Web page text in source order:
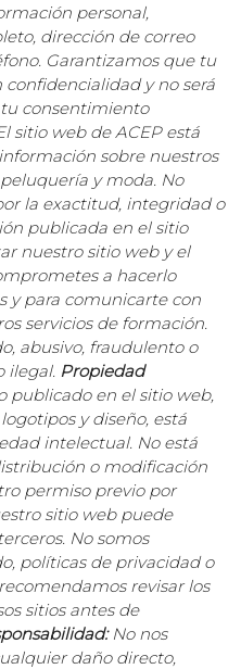
personal,
dirección de correo
Garantizamos que tu
y no será
consentimiento
sitio web de ACEP está
sobre nuestros
y moda. No
la exactitud, integridad o
publicada en el sitio
nuestro sitio web y el
a hacerlo
y para comunicarte con
servicios de formación.
abusivo, fraudulento o
ilegal. Propiedad
publicado en el sitio web,
y diseño, está
intelectual. No está
o modificación
permiso previo por
sitio web puede
No somos
políticas de privacidad o
revisar los
sitios antes de
No nos
daño directo,